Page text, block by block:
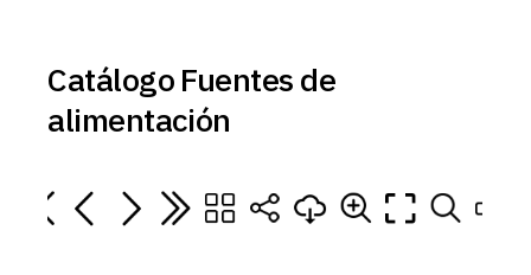
Catálogo Fuentes de
alimentación